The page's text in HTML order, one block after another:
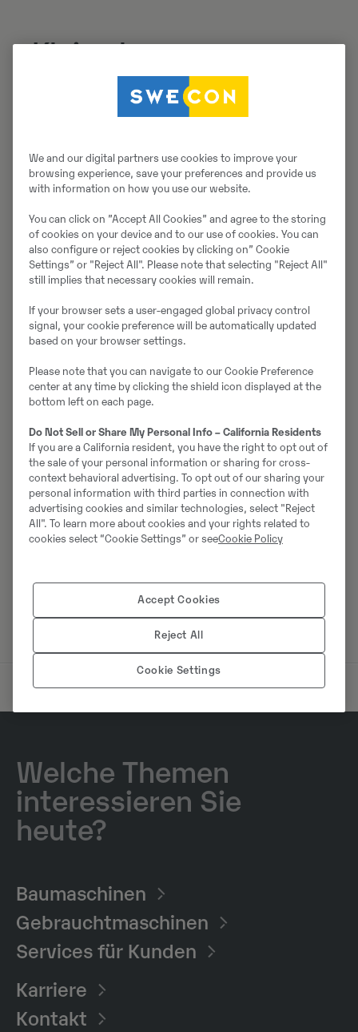
Klein aber
Swecon Baumaschinen und Volvo Trucks auf der
Zum vierten Mal findet vom 18. bis 20. Juni
2026 die Messe OstBau in Bernau nordöstlich
von Berlin statt. Swecon Baumaschinen ist,
gemeinsam mit Volvo Trucks, vor Ort und
informiert auf dem Messestand 2160 auf der
Fläche B über die neusten Trends aus der Welt
der Volvo Baumaschinen...
Hier zur Pressemitteilung
Welche Themen
interessieren Sie
heute?
Baumaschinen​
Gebrauchtmaschinen
Services für Kunden
Karriere
Kontakt
We and our digital partners use cookies to improve your
browsing experience, save your preferences and provide us
with information on how you use our website.
You can click on ”Accept All Cookies” and agree to the storing
of cookies on your device and to our use of cookies. You can
also configure or reject cookies by clicking on” Cookie
Settings” or "Reject All". Please note that selecting "Reject All"
still implies that necessary cookies will remain.
If your browser sets a user-engaged global privacy control
signal, your cookie preference will be automatically updated
based on your browser settings.
Please note that you can navigate to our Cookie Preference
center at any time by clicking the shield icon displayed at the
bottom left on each page.
Do Not Sell or Share My Personal Info – California Residents
If you are a California resident, you have the right to opt out of
the sale of your personal information or sharing for cross-
context behavioral advertising. To opt out of our sharing your
personal information with third parties in connection with
advertising cookies and similar technologies, select "Reject
All". To learn more about cookies and your rights related to
cookies select “Cookie Settings” or seeCookie Policy
Accept Cookies
Reject All
Cookie Settings